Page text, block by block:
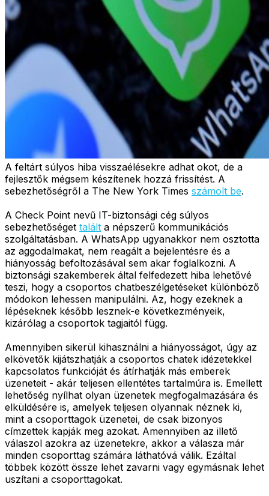
A feltárt súlyos hiba visszaélésekre adhat okot, de a
fejlesztők mégsem készítenek hozzá frissítést. A
sebezhetőségről a The New York Times számolt be.
A Check Point nevű IT-biztonsági cég súlyos
sebezhetőséget talált a népszerű kommunikációs
szolgáltatásban. A WhatsApp ugyanakkor nem osztotta
az aggodalmakat, nem reagált a bejelentésre és a
hiányosság befoltozásával sem akar foglalkozni. A
biztonsági szakemberek által felfedezett hiba lehetővé
teszi, hogy a csoportos chatbeszélgetéseket különböző
módokon lehessen manipulálni. Az, hogy ezeknek a
lépéseknek később lesznek-e következményeik,
kizárólag a csoportok tagjaitól függ.
Amennyiben sikerül kihasználni a hiányosságot, úgy az
elkövetők kijátszhatják a csoportos chatek idézetekkel
kapcsolatos funkcióját és átírhatják más emberek
üzeneteit - akár teljesen ellentétes tartalmúra is. Emellett
lehetőség nyílhat olyan üzenetek megfogalmazására és
elküldésére is, amelyek teljesen olyannak néznek ki,
mint a csoporttagok üzenetei, de csak bizonyos
címzettek kapják meg azokat. Amennyiben az illető
válaszol azokra az üzenetekre, akkor a válasza már
minden csoporttag számára láthatóvá válik. Ezáltal
többek között össze lehet zavarni vagy egymásnak lehet
uszítani a csoporttagokat.